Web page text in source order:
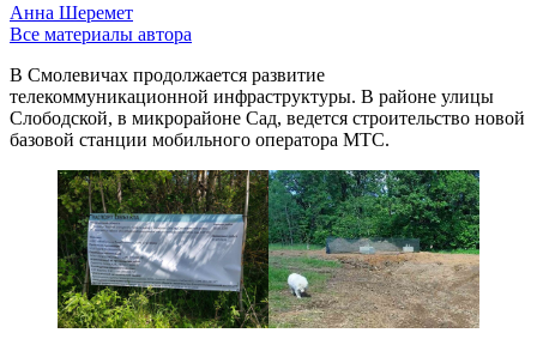
Анна Шеремет
Все материалы автора
В Смолевичах продолжается развитие
телекоммуникационной инфраструктуры. В районе улицы
Слободской, в микрорайоне Сад, ведется строительство новой
базовой станции мобильного оператора МТС.